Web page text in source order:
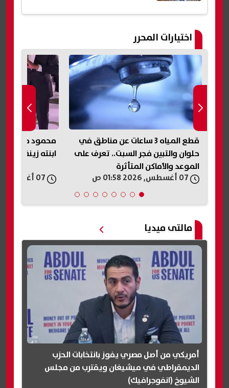
اختيارات المحرر
قطع المياه 3 ساعات عن مناطق في
حلوان والتبين فجر السبت.. تعرف على
الموعد والأماكن المتأثرة
محمود حميدة
ابنته زينة (صور)
مالتى ميديا
أمريكي من أصل مصري يفوز بانتخابات الحزب
الديمقراطي في ميشيغان ويقترب من مجلس
الشيوخ (انفوجرافيك)